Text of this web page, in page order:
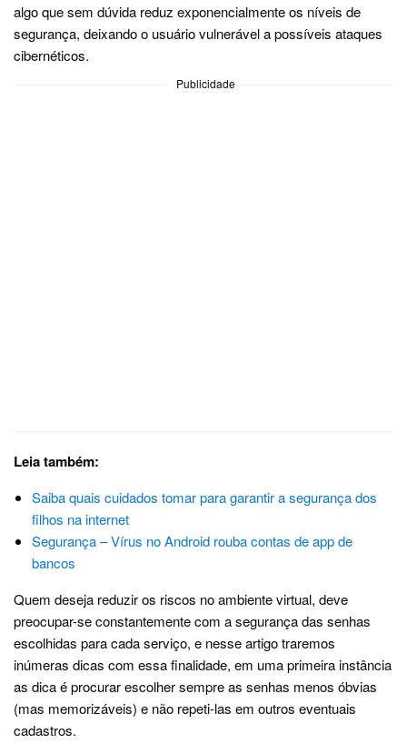
algo que sem dúvida reduz exponencialmente os níveis de
segurança, deixando o usuário vulnerável a possíveis ataques
cibernéticos.
Publicidade
Leia também:
Saiba quais cuidados tomar para garantir a segurança dos
filhos na internet
Segurança – Vírus no Android rouba contas de app de
bancos
Quem deseja reduzir os riscos no ambiente virtual, deve
preocupar-se constantemente com a segurança das senhas
escolhidas para cada serviço, e nesse artigo traremos
inúmeras dicas com essa finalidade, em uma primeira instância
as dica é procurar escolher sempre as senhas menos óbvias
(mas memorizáveis) e não repeti-las em outros eventuais
cadastros.